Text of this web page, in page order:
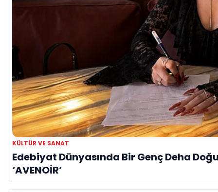
KÜLTÜR VE SANAT
Edebiyat Dünyasında Bir Genç Deha
‘AVENOİR’